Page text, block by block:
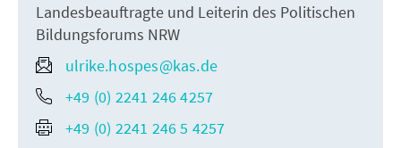
Landesbeauftragte und Leiterin des Politischen
Bildungsforums NRW
ulrike.hospes@kas.de
+49 (0) 2241 246 4257
+49 (0) 2241 246 5 4257